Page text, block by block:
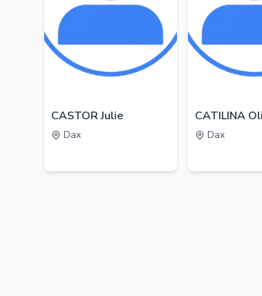
CASTOR Julie
Dax
CATILINA
Dax